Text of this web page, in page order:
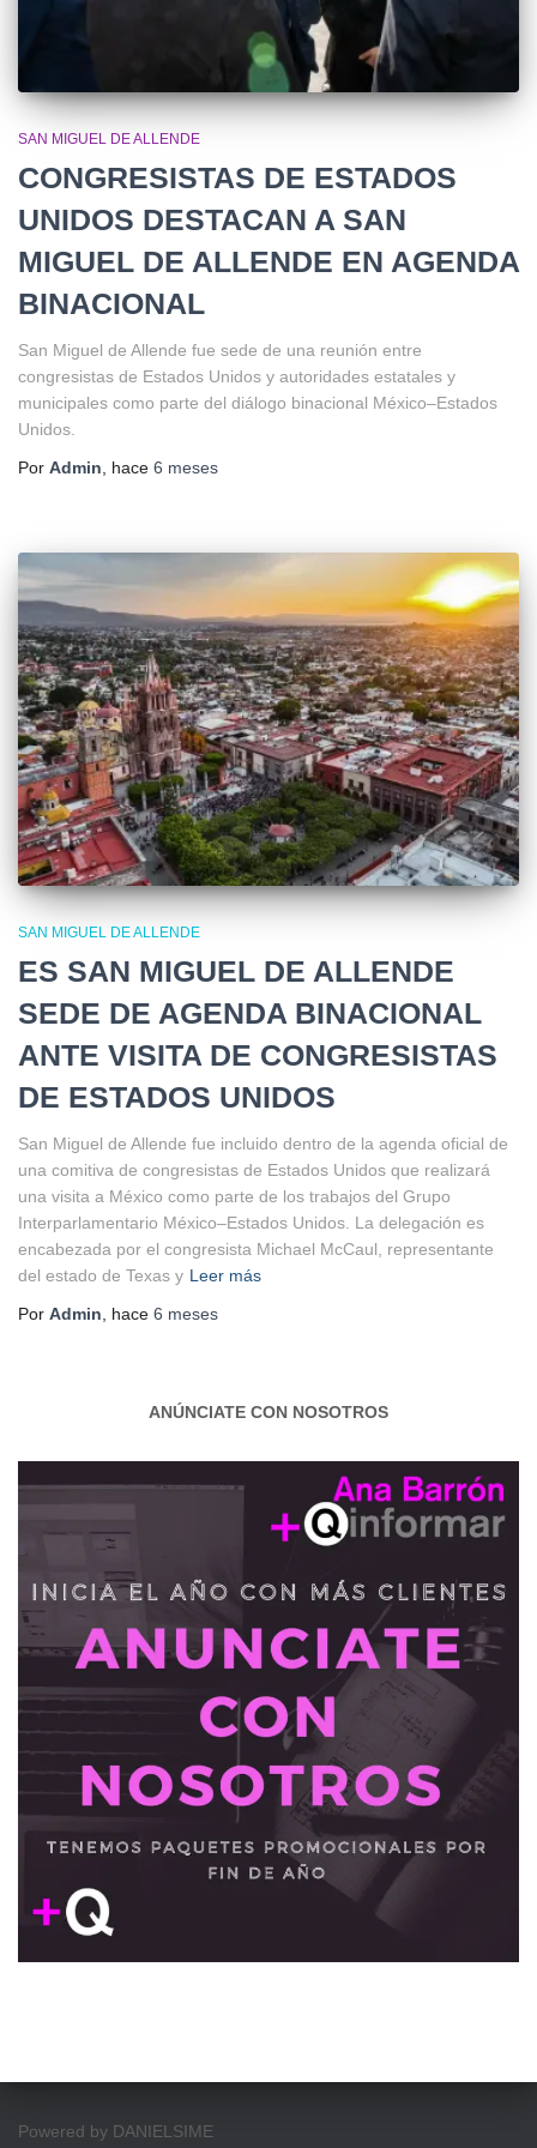
SAN MIGUEL DE ALLENDE
CONGRESISTAS DE ESTADOS
UNIDOS DESTACAN A SAN
MIGUEL DE ALLENDE EN AGENDA
BINACIONAL
San Miguel de Allende fue sede de una reunión entre
congresistas de Estados Unidos y autoridades estatales y
municipales como parte del diálogo binacional México–Estados
Unidos.
Por Admin , hace 6 meses
SAN MIGUEL DE ALLENDE
ES SAN MIGUEL DE ALLENDE
SEDE DE AGENDA BINACIONAL
ANTE VISITA DE CONGRESISTAS
DE ESTADOS UNIDOS
San Miguel de Allende fue incluido dentro de la agenda oficial de
una comitiva de congresistas de Estados Unidos que realizará
una visita a México como parte de los trabajos del Grupo
Interparlamentario México–Estados Unidos. La delegación es
encabezada por el congresista Michael McCaul, representante
del estado de Texas y Leer más
Por Admin, hace 6 meses
ANÚNCIATE CON NOSOTROS
Powered by DANIELSIME